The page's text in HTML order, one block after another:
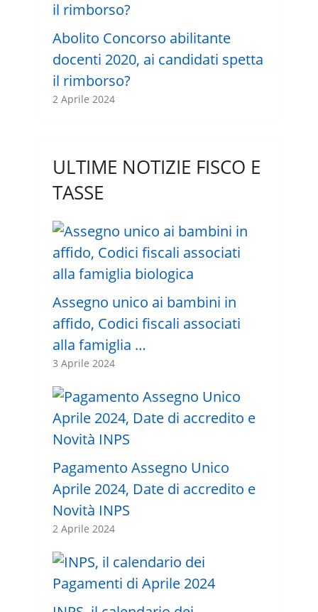
Abolito Concorso abilitante
docenti 2020, ai candidati spetta
il rimborso?
2 Aprile 2024
ULTIME NOTIZIE FISCO E
TASSE
Assegno unico ai bambini in
affido, Codici fiscali associati
alla famiglia …
3 Aprile 2024
Pagamento Assegno Unico
Aprile 2024, Date di accredito e
Novità INPS
2 Aprile 2024